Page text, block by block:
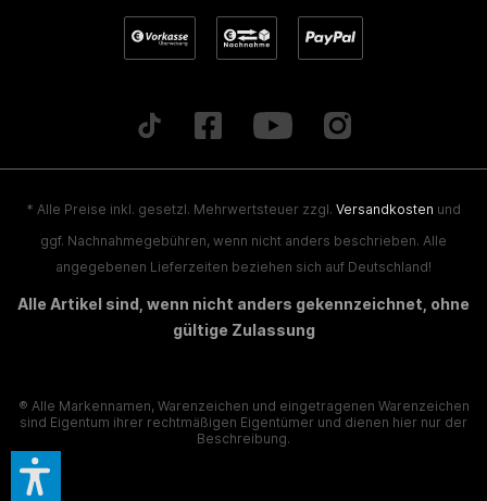
* Alle Preise inkl. gesetzl. Mehrwertsteuer zzgl. Versandkosten und
ggf. Nachnahmegebühren, wenn nicht anders beschrieben. Alle
angegebenen Lieferzeiten beziehen sich auf Deutschland!
Alle Artikel sind, wenn nicht anders gekennzeichnet, ohne
gültige Zulassung
® Alle Markennamen, Warenzeichen und eingetragenen Warenzeichen
sind Eigentum ihrer rechtmäßigen Eigentümer und dienen hier nur der
Beschreibung.